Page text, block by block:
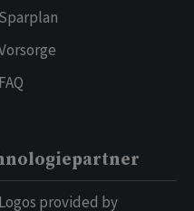
Sparplan
FAQ
Logos provided by